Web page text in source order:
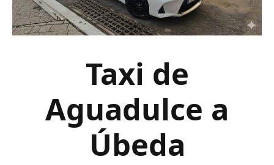
Taxi de
Aguadulce a
Úbeda